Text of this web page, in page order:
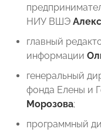
НИУ ВШЭ
главный
информации
генеральный
фонда Елены и
Морозова;
программный